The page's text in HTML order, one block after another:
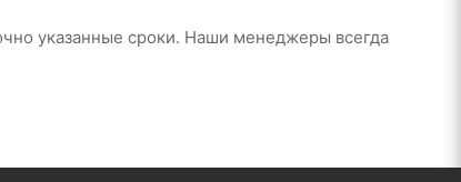
указанные сроки. Наши менеджеры всегда